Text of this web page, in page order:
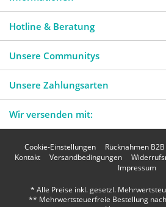
Hotline & Beratung
Unsere Communitys
Unsere Zahlungsarten
Wir versenden mit:
Cookie-Einstellungen Rücknahmen B2B
Kontakt
Versandbedingungen
Impressum
* Alle Preise inkl. gesetzl.
** Mehrwertsteuerfreie Bestellung